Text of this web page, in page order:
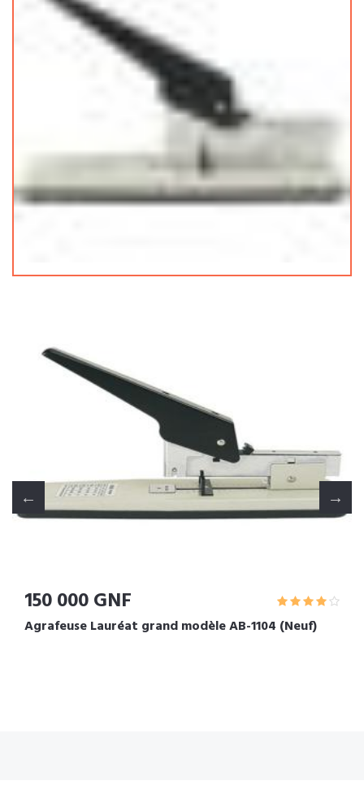
150 000 GNF
Agrafeuse Lauréat grand modèle AB-1104 (Neuf)